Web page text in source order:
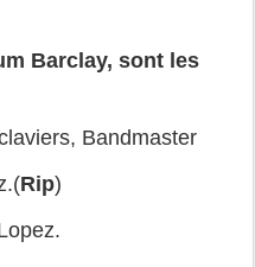
Barclay, sont les
Bandmaster
Rip)